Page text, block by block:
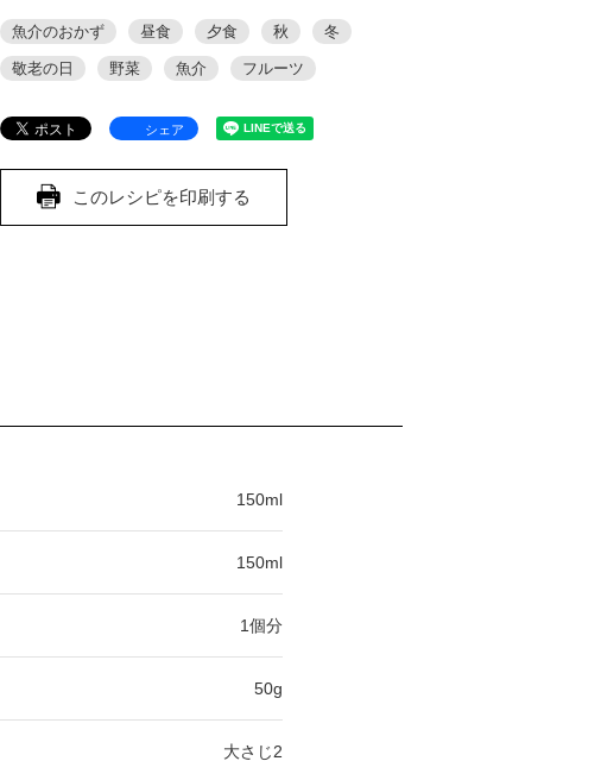
魚介のおかず 昼食 夕食 秋 冬
敬老の日 野菜 魚介 フルーツ
シェア
このレシピを印刷する
150ml
150ml
1個分
50g
大さじ2